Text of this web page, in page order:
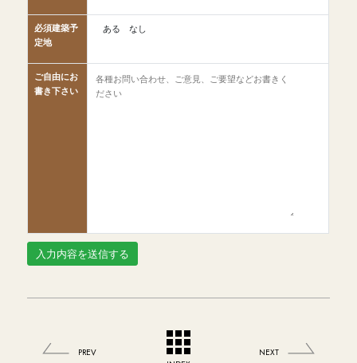
必須建築予
定地
ある なし
ご自由にお
書き下さい
PREV
NEXT